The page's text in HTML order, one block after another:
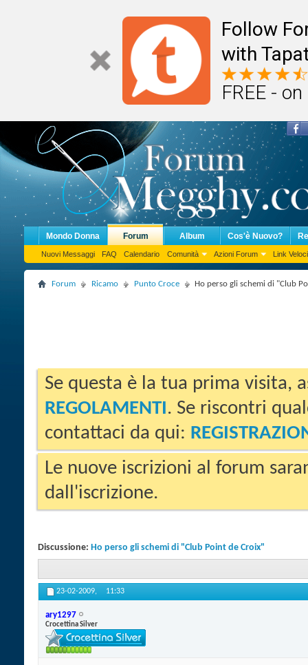
Follow
with
FREE -
Mondo Donna Forum
Nuovi Messaggi FAQ Calendario Comunità Azioni Forum Link Veloci
Album Cos'è Nuovo?
Forum Ricamo Punto Croce Ho perso gli schemi di "Club
Se questa è la tua prima visita,
REGOLAMENTI. Se riscontri
contattaci da qui:
Le nuove iscrizioni al forum
dall'iscrizione.
Discussione: Ho perso gli schemi di "Club Point de Croix"
23-02-2009, 11:33
ary1297
Crocettina Silver